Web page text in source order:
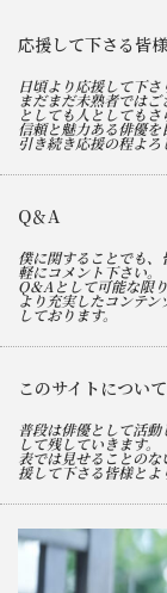
応援して下さる皆
日頃より応援して下さ
まだまだ未熟者では
としても人としてもさ
信頼と魅力ある俳優を
引き続き応援の程よろ
Q＆A
僕に関することでも
軽にコメント下さい。
Q＆Aとして可能な限
より充実したコンテ
しております。
このサイトについて
普段は俳優として活
して残していきます。
表では見せることの
援して下さる皆様とよ